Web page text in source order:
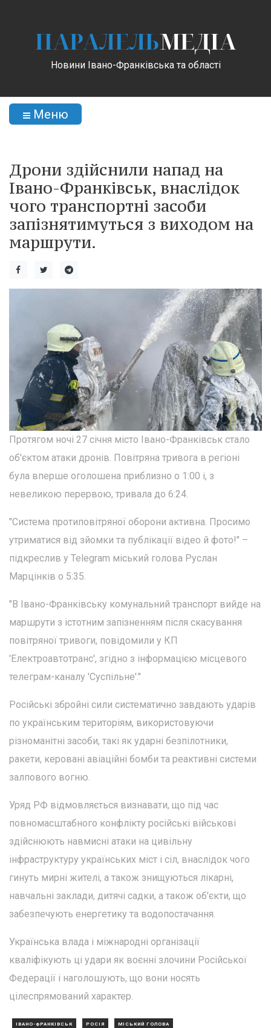
ПАРАЛЕЛЬМЕДІА
Новини Івано-Франківська та області
Меню
Дрони здійснили напад на
Івано-Франківськ, внаслідок
чого транспортні засоби
запізнятимуться з виходом на
маршрути.
Протягом ночі 27 січня місто Івано-Франківськ стало
об'єктом атаки дронів. Повітряна тривога в регіоні
була вперше оголошена приблизно о 1:00 і, з
невеликою перервою, тривала до 6:24.
"Система протиповітряної оборони активна. Просимо
утриматися від зйомки та публікації відео й фото!" –
підкреслив у Telegram міський голова Руслан
Марцінків о 5:35.
"В Івано-Франківську комунальний транспорт вийде на
маршрути з істотним запізненням після скасування
повітряної тривоги, повідомили у КП
'Електроавтотранс', згідно з інформацією місцевого
телеграм-каналу 'Суспільне'."
Російські збройні сили систематично завдають ударів
по українським територіям, використовуючи
різноманітні засоби, такі як ударні безпілотники,
ракети, керовані авіаційні бомби та реактивні системи
залпового вогню.
Уряд РФ відмовляється визнавати, що під час
повномасштабного конфлікту російські військові
здійснюють навмисні атаки на цивільну
інфраструктуру українських міст і сіл, внаслідок чого
гинуть мирні жителі, а також знищуються лікарні,
навчальні заклади, дитячі садки, а також об'єкти, що
забезпечують енергетику та водопостачання.
Українська влада і міжнародні організації
кваліфікують ці удари як воєнні злочини Російської
Федерації і наголошують, що вони носять
цілеспрямований характер.
ІВАНО-ФРАНКІВСЬК РОСІЯ МІСЬКИЙ ГОЛОВА